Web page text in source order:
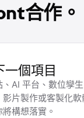
合作。
一個項目
AI 平台、數位孿
片製作或客製化軟
構想落實。